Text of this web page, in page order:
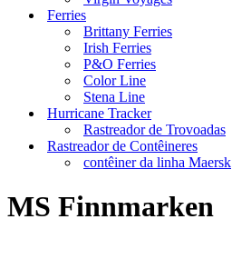
Ferries
Brittany Ferries
Irish Ferries
P&O Ferries
Color Line
Stena Line
Hurricane Tracker
Rastreador de Trovoadas
Rastreador de Contêineres
contêiner da linha Maersk
MS Finnmarken